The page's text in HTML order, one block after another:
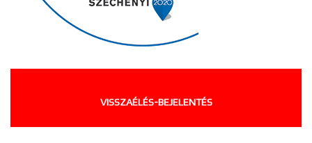
VISSZAÉLÉS-BEJELENTÉS